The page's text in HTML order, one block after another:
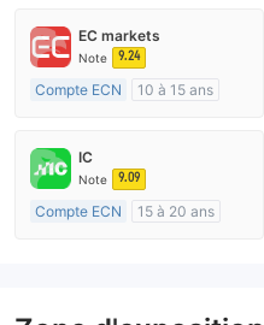
EC markets
Note 9.24
Compte ECN
10 à 15 ans
Market Making (MM)
Etiquette principale MT4
IC
Note 9.09
Compte ECN
15 à 20 ans